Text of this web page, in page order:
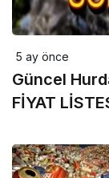
5 ay önce
Güncel
FİYAT